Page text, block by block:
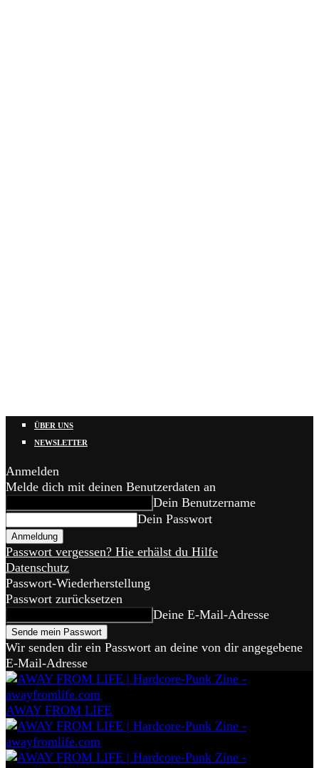
ÜBER UNS
NEWSLETTER
Anmelden
Melde dich mit deinen Benutzerdaten an
Dein Benutzername
Dein Passwort
Passwort vergessen? Hie erhälst du Hilfe
Datenschutz
Passwort-Wiederherstellung
Passwort zurücksetzen
Deine E-Mail-Adresse
Wir senden dir ein Passwort an deine von dir angegebene
E-Mail-Adresse
AWAY FROM LIFE